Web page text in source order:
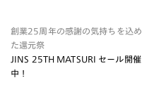
創業25周年の感謝の気持ちを込め
た還元祭
JINS 25TH MATSURI セール開催
中！